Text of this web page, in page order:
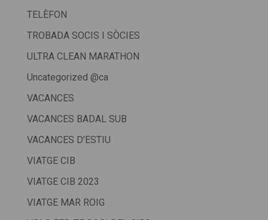
TELÈFON
TROBADA SOCIS I SÒCIES
ULTRA CLEAN MARATHON
Uncategorized @ca
VACANCES
VACANCES BADAL SUB
VACANCES D'ESTIU
VIATGE CIB
VIATGE CIB 2023
VIATGE MAR ROIG